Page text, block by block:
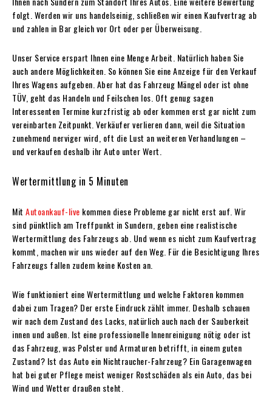
folgt. Werden wir uns handelseinig, schließen wir einen Kaufvertrag ab
und zahlen in Bar gleich vor Ort oder per Überweisung.
Unser Service erspart Ihnen eine Menge Arbeit. Natürlich haben Sie
auch andere Möglichkeiten. So können Sie eine Anzeige für den Verkauf
Ihres Wagens aufgeben. Aber hat das Fahrzeug Mängel oder ist ohne
TÜV, geht das Handeln und Feilschen los. Oft genug sagen
Interessenten Termine kurzfristig ab oder kommen erst gar nicht zum
vereinbarten Zeitpunkt. Verkäufer verlieren dann, weil die Situation
zunehmend nerviger wird, oft die Lust an weiteren Verhandlungen –
und verkaufen deshalb ihr Auto unter Wert.
Wertermittlung in 5 Minuten
Mit Autoankauf-live kommen diese Probleme gar nicht erst auf. Wir
sind pünktlich am Treffpunkt in Sundern, geben eine realistische
Wertermittlung des Fahrzeugs ab. Und wenn es nicht zum Kaufvertrag
kommt, machen wir uns wieder auf den Weg. Für die Besichtigung Ihres
Fahrzeugs fallen zudem keine Kosten an.
Wie funktioniert eine Wertermittlung und welche Faktoren kommen
dabei zum Tragen? Der erste Eindruck zählt immer. Deshalb schauen
wir nach dem Zustand des Lacks, natürlich auch nach der Sauberkeit
innen und außen. Ist eine professionelle Innenreinigung nötig oder ist
das Fahrzeug, was Polster und Armaturen betrifft, in einem guten
Zustand? Ist das Auto ein Nichtraucher-Fahrzeug? Ein Garagenwagen
hat bei guter Pflege meist weniger Rostschäden als ein Auto, das bei
Wind und Wetter draußen steht.